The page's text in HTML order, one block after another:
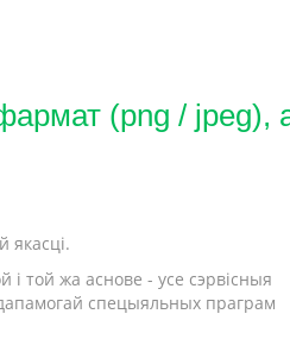
(png / jpeg),
якасці.
той жа аснове - усе сэрвісныя
спецыяльных праграм